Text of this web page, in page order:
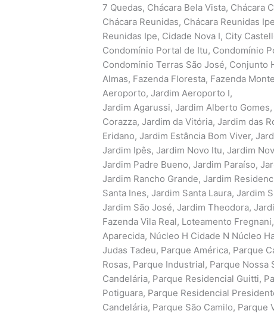
7 Quedas, Chácara Bela Vista, Chácara
Chácara Reunidas, Chácara Reunidas
Reunidas Ipe, Cidade Nova I, City
Condomínio Portal de Itu, Condomínio
Condomínio Terras São José, Conjunto
Almas, Fazenda Floresta, Fazenda
Aeroporto, Jardim Aeroporto I,
Jardim Agarussi, Jardim Alberto
Corazza, Jardim da Vitória, Jardim das
Eridano, Jardim Estância Bom Viver,
Jardim Ipês, Jardim Novo Itu, Jardim
Jardim Padre Bueno, Jardim Paraíso,
Jardim Rancho Grande, Jardim
Santa Ines, Jardim Santa Laura, Jardim
Jardim São José, Jardim Theodora,
Fazenda Vila Real, Loteamento
Aparecida, Núcleo H Cidade N Núcleo
Judas Tadeu, Parque América, Parque
Rosas, Parque Industrial, Parque
Candelária, Parque Residencial Guitti,
Potiguara, Parque Residencial
Candelária, Parque São Camilo, Parque